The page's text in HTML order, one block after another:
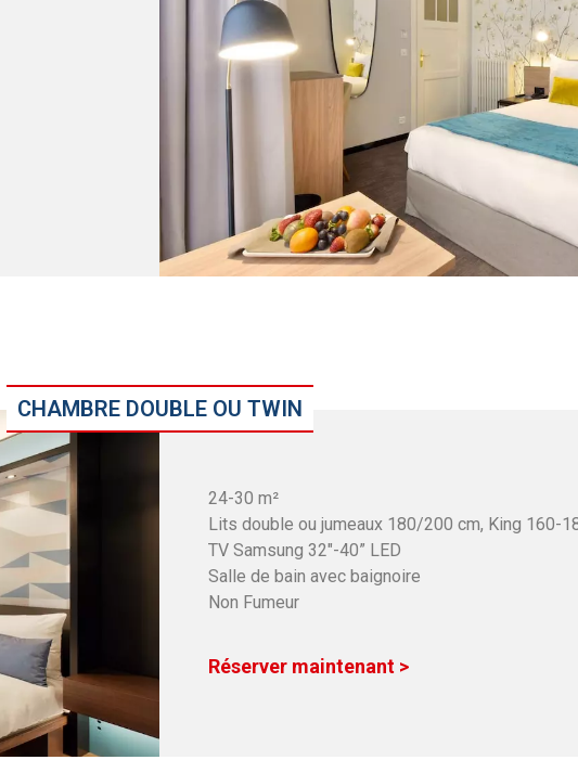
CHAMBRE DOUBLE OU TWIN
24-30 m²
Lits double ou jumeaux 180/200 cm, King 160-
TV Samsung 32″-40” LED
Salle de bain avec baignoire
Non Fumeur
Réserver maintenant >